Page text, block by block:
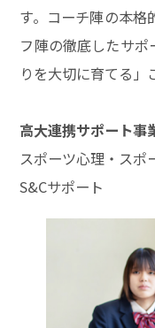
す。コーチ陣の本格
フ陣の徹底したサ
りを大切に育てる」
高大連携サポート事
スポーツ心理・スポ
S&Cサポート